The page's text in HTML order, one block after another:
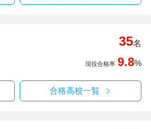
35名
現役合格率 9.8%
合格高校一覧